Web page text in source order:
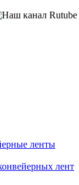
ленты
лент